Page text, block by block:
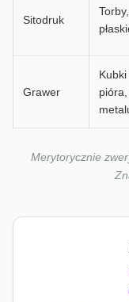
Sitodruk
Grawer
Merytorycznie